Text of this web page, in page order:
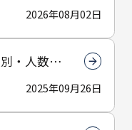
2026年08月02日
・人数別
2025年09月26日